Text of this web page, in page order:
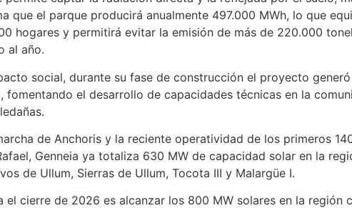
que el parque producirá anualmente 497.000 MWh, lo que
hogares y permitirá evitar la emisión de más de 220.000
al año.
social, durante su fase de construcción el proyecto
fomentando el desarrollo de capacidades técnicas en la
de Anchoris y la reciente operatividad de los primeros
Genneia ya totaliza 630 MW de capacidad solar en la
de Ullum, Sierras de Ullum, Tocota III y Malargüe I.
el cierre de 2026 es alcanzar los 800 MW solares en la región